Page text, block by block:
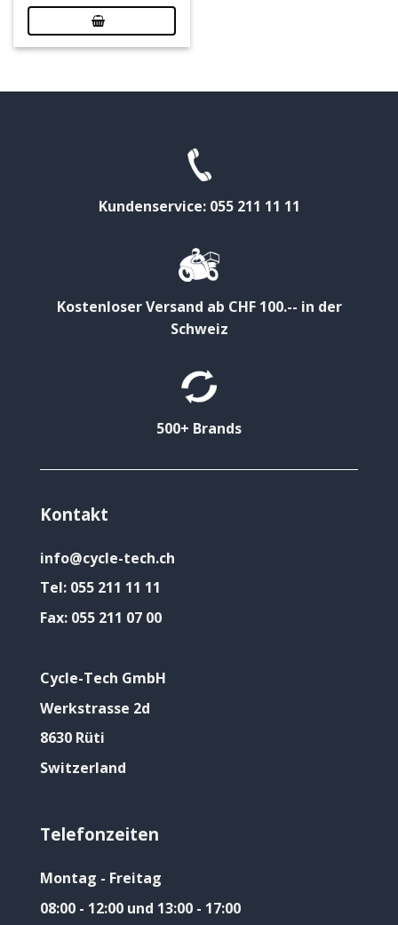
Kundenservice: 055 211 11 11
Kostenloser Versand ab CHF 100.-- in der
Schweiz
500+ Brands
Kontakt
info@cycle-tech.ch
Tel: 055 211 11 11
Fax: 055 211 07 00
Cycle-Tech GmbH
Werkstrasse 2d
8630 Rüti
Switzerland
Telefonzeiten
Montag - Freitag
08:00 - 12:00 und 13:00 - 17:00